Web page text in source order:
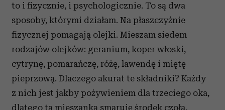
to i fizycznie, i psychologicznie. To są dwa
sposoby, którymi działam. Na płaszczyźnie
fizycznej pomagają olejki. Mieszam siedem
rodzajów olejków: geranium, koper włoski,
cytrynę, pomarańczę, różę, lawendę i miętę
pieprzową. Dlaczego akurat te składniki? Każdy
z nich jest jakby pożywieniem dla trzeciego oka,
dlatego tą mieszanką smaruję środek czoła,